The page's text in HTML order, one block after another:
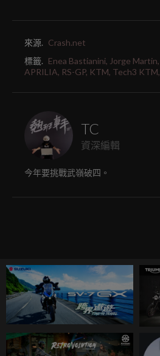
來源. Crash.net
標籤. Enea Bastianini, Jorge Martin,
APRILIA, RS-GP, KTM, Tech3 KTM,
TC
資深編輯
今年要挑戰武嶺破四。